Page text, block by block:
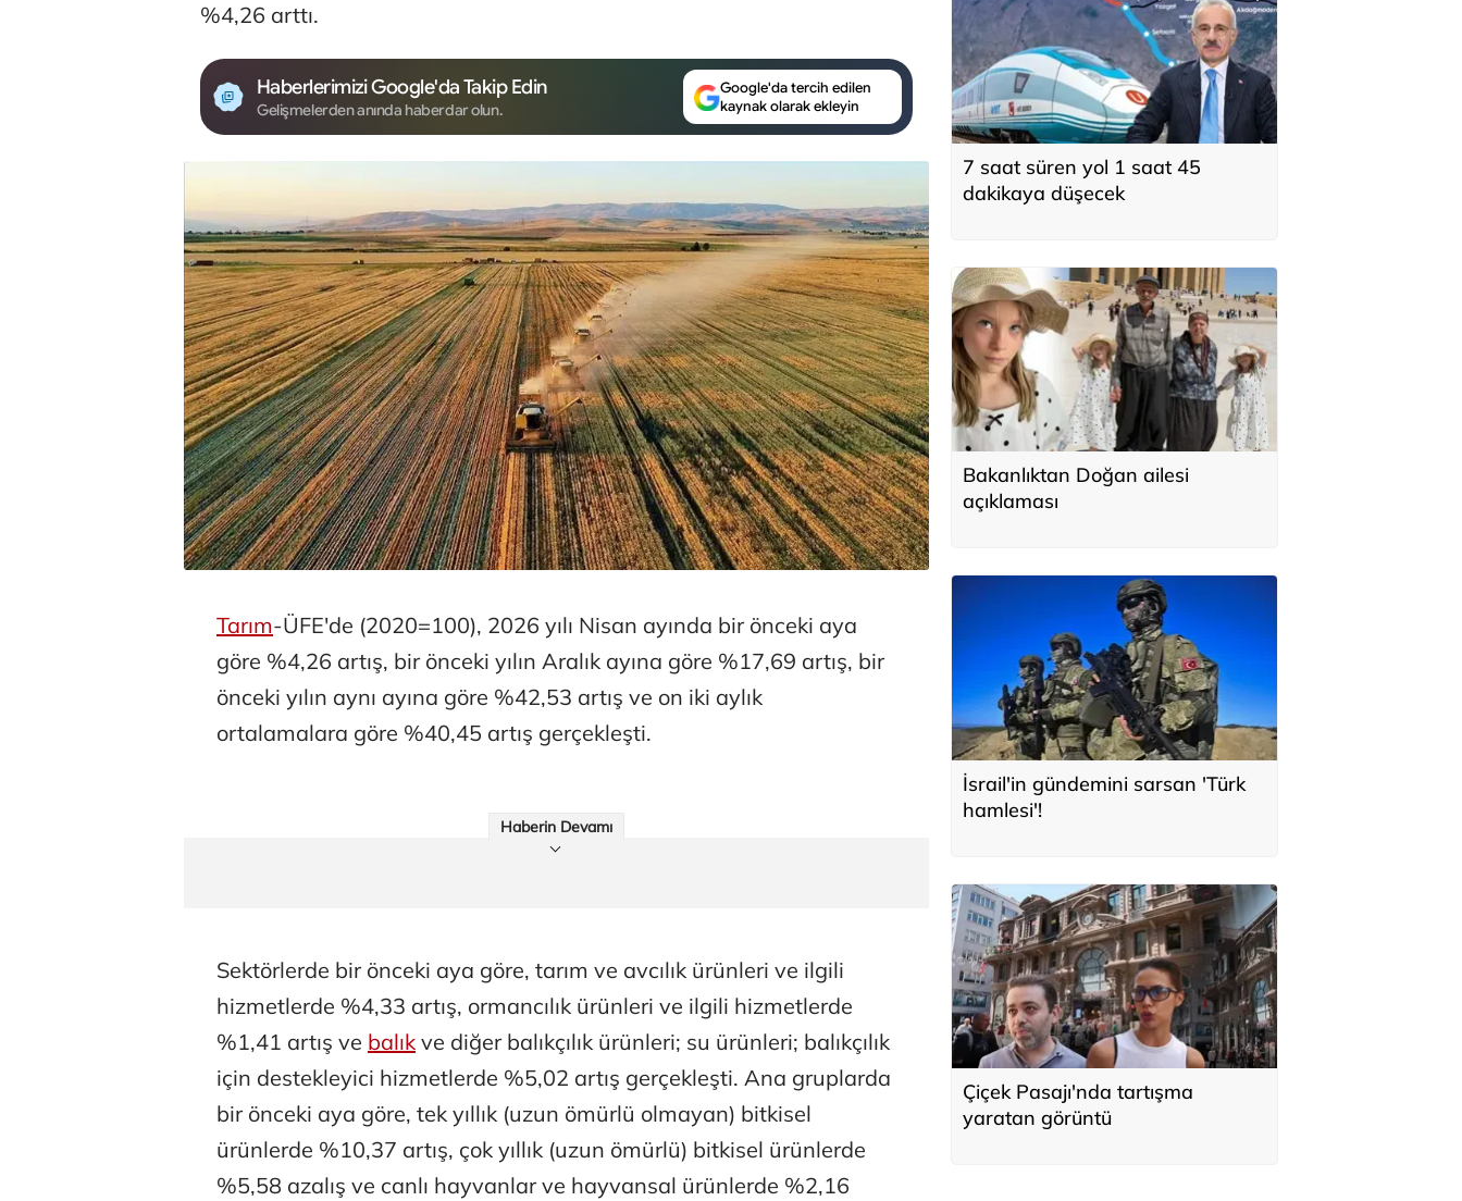
%4,26 arttı.
Haberlerimizi Google'da Takip Edin
Gelişmelerden anında haberdar olun.
Google'da tercih edilen
kaynak olarak ekleyin
Tarım-ÜFE'de (2020=100), 2026 yılı Nisan ayında bir önceki aya
göre %4,26 artış, bir önceki yılın Aralık ayına göre %17,69 artış, bir
önceki yılın aynı ayına göre %42,53 artış ve on iki aylık
ortalamalara göre %40,45 artış gerçekleşti.
Haberin Devamı
Sektörlerde bir önceki aya göre, tarım ve avcılık ürünleri ve ilgili
hizmetlerde %4,33 artış, ormancılık ürünleri ve ilgili hizmetlerde
%1,41 artış ve balıkve diğer balıkçılık ürünleri; su ürünleri; balıkçılık
için destekleyici hizmetlerde %5,02 artış gerçekleşti. Ana gruplarda
bir önceki aya göre, tek yıllık (uzun ömürlü olmayan) bitkisel
ürünlerde %10,37 artış, çok yıllık (uzun ömürlü) bitkisel ürünlerde
%5,58 azalış ve canlı hayvanlar ve hayvansal ürünlerde %2,16
7 saat süren yol 1 saat 45
dakikaya düşecek
Bakanlıktan Doğan ailesi
açıklaması
İsrail'in gündemini sarsan 'Türk
hamlesi'!
Çiçek Pasajı'nda tartışma
yaratan görüntü